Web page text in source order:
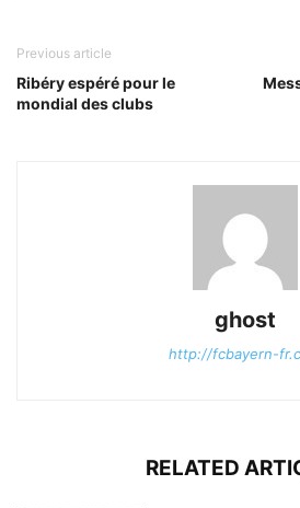
Previous article
Ribéry espéré pour le
mondial des clubs
ghost
http://fcbayern-
RELATED